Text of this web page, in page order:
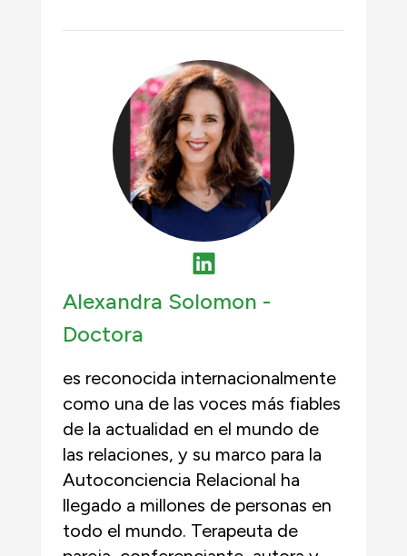
Alexandra Solomon -
Doctora
es reconocida internacionalmente
como una de las voces más fiables
de la actualidad en el mundo de
las relaciones, y su marco para la
Autoconciencia Relacional ha
llegado a millones de personas en
todo el mundo. Terapeuta de